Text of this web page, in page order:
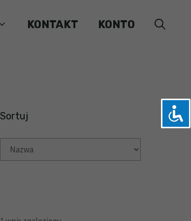
KONTAKT KONTO
Sortuj